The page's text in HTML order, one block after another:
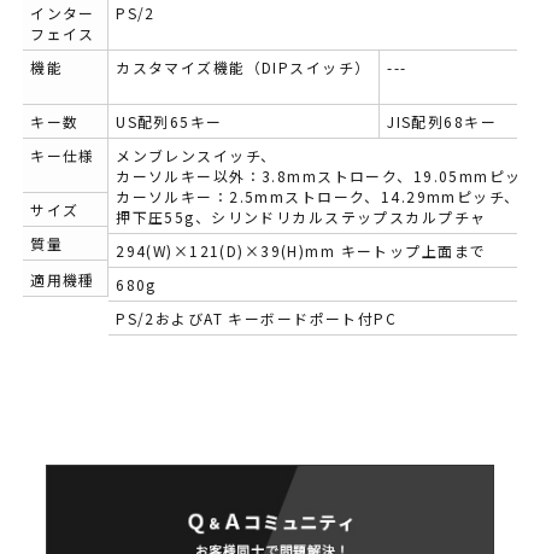
インター
フェイス
機能
キー数
キー仕様
サイズ
質量
適用機種
PS/2
カスタマイズ機能（DIPスイッチ） ---
US配列65キー
JIS配列68キー
メンブレンスイッチ、
カーソルキー以外：3.8mmストローク、19.05mmピッチ
カーソルキー：2.5mmストローク、14.29mmピッチ、
押下圧55g、シリンドリカルステップスカルプチャ
294(W)×121(D)×39(H)mm キートップ上面まで
680g
PS/2およびAT キーボードポート付PC